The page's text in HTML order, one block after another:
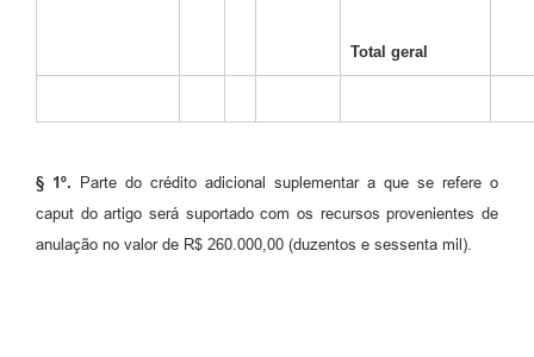
Total geral
§ 1º. Parte do crédito adicional suplementar a que se refere o
caput do artigo será suportado com os recursos provenientes de
anulação no valor de R$ 260.000,00 (duzentos e sessenta mil).